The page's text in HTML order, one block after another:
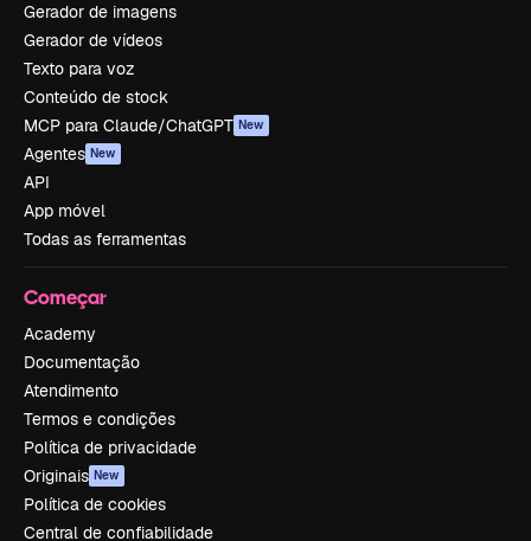
Gerador de imagens
Gerador de vídeos
Texto para voz
Conteúdo de stock
MCP para Claude/ChatGPT New
Agentes New
API
App móvel
Todas as ferramentas
Começar
Academy
Documentação
Atendimento
Termos e condições
Política de privacidade
Originais New
Política de cookies
Central de confiabilidade